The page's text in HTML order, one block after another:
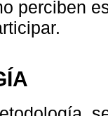
perciben